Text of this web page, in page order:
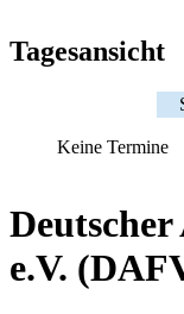
Tagesansicht
Keine Termine
e.V.